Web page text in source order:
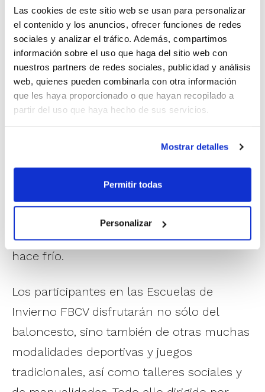
Las cookies de este sitio web se usan para personalizar
el contenido y los anuncios, ofrecer funciones de redes
sociales y analizar el tráfico. Además, compartimos
información sobre el uso que haga del sitio web con
nuestros partners de redes sociales, publicidad y análisis
web, quienes pueden combinarla con otra información
que les haya proporcionado o que hayan recopilado a
partir del uso que haya hecho de sus servicios.
Mostrar detalles
Permitir todas
Personalizar
Semana 2: 29, 30 y 31 de diciembre + el
2 de enero
El horario de las escuelas es de 08:00 a
14:30 h., teniendo además la opción de
contratar el servicio especial de comida,
Polideportivo Municipal de Benimaclet, en
deportivos tanto al aire libre como a
cubierto para así poder resguardarnos si
hace frío.
Los participantes en las Escuelas de
Invierno FBCV disfrutarán no sólo del
baloncesto, sino también de otras muchas
modalidades deportivas y juegos
tradicionales, así como talleres sociales y